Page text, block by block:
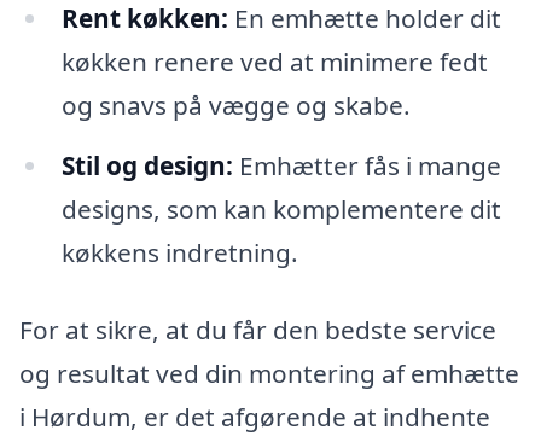
Rent køkken: En emhætte holder dit
køkken renere ved at minimere fedt
og snavs på vægge og skabe.
Stil og design: Emhætter fås i mange
designs, som kan komplementere dit
køkkens indretning.
For at sikre, at du får den bedste service
og resultat ved din montering af emhætte
i Hørdum, er det afgørende at indhente